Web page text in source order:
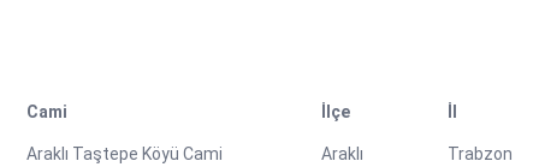
Cami İlçe
Araklı Taştepe Köyü Cami
Araklı Trabzon